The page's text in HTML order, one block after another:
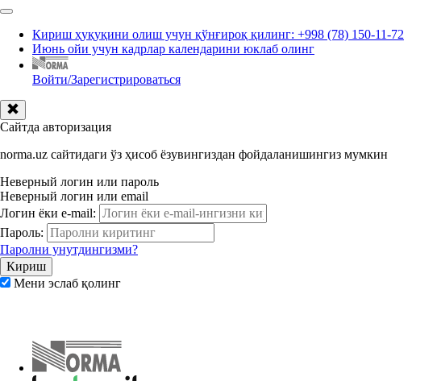
Кириш ҳуқуқини олиш учун қўнғироқ қилинг: +998 (78) 150-11-72
Июнь ойи учун кадрлар календарини юклаб олинг
Войти/Зарегистрироваться
Сайтда авторизация
norma.uz сайтидаги ўз ҳисоб ёзувингиздан фойдаланишингиз мумкин
Неверный логин или пароль
Неверный логин или email
Логин ёки e-mail:
Пароль:
Паролни унутдингизми?
Мени эслаб қолинг